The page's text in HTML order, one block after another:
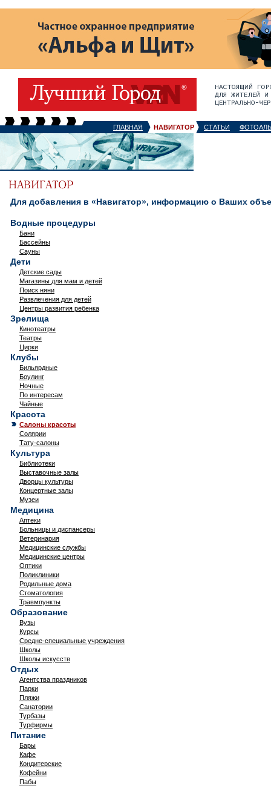
ГЛАВНАЯ НАВИГАТОР СТАТЬИ
Для добавления в «Навигатор», информацию о Ваших
Водные процедуры
Бани
Бассейны
Сауны
Дети
Детские сады
Магазины для мам и детей
Поиск няни
Развлечения для детей
Центры развития ребенка
Зрелища
Кинотеатры
Театры
Цирки
Клубы
Бильярдные
Боулинг
Ночные
По интересам
Чайные
Красота
Салоны красоты
Солярии
Тату-салоны
Культура
Библиотеки
Выставочные залы
Дворцы культуры
Концертные залы
Музеи
Медицина
Аптеки
Больницы и диспансеры
Ветеринария
Медицинские службы
Медицинские центры
Оптики
Поликлиники
Родильные дома
Стоматология
Травмпункты
Образование
Вузы
Курсы
Средне-специальные учреждения
Школы
Школы искусств
Отдых
Агентства праздников
Парки
Пляжи
Санатории
Турбазы
Турфирмы
Питание
Бары
Кафе
Кондитерские
Кофейни
Пабы